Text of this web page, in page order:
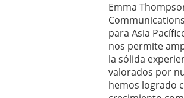
Emma
para Asia
nos permite
la sólida
valorados por
hemos logrado